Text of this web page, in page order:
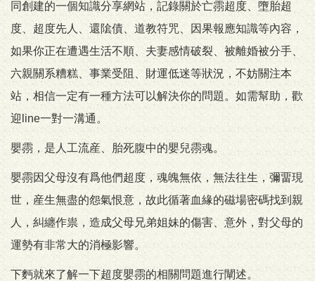
同創建的一個知識分享網站，記錄關於亡霛超度、墮胎超
度、超度先人、還隂債、道教符咒、因果報應知識等內容，
如果你正在遭遇生活不順、夫妻感情破裂、被離婚被分手、
六親關系糟糕、事業受阻、財運低迷等狀況，不妨關注本
站，相信一定有一種方法可以解決你的問題。如需幫助，歡
迎line一對一溝通。
嬰霛，是人工流産、胎死腹中的嬰兒霛魂。
嬰霛因父母沒有爲他們超度，魂魄無依，無法往生，彌畱現
世，産生無盡的怨氣恨意，故此循著血緣的磁場密碼找到親
人，糾纏作祟，造成父母兄弟姐妹的傷害、意外，對父母的
運勢有非常大的消極影響。
下麪就來了解一下超度嬰霛的相關問題進行闡述。